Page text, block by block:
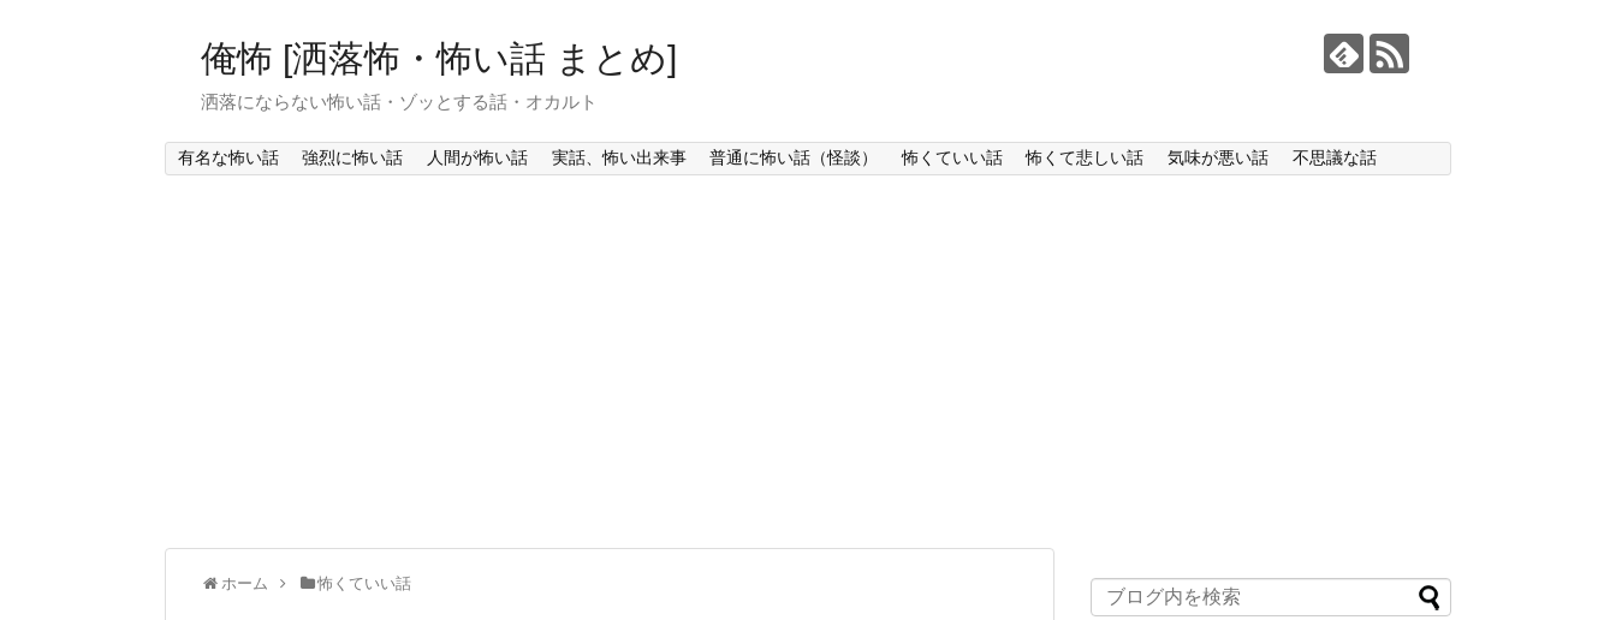
俺怖 [洒落怖・怖い話 まとめ]
洒落にならない怖い話・ゾッとする話・オカルト
有名な怖い話 強烈に怖い話 人間が怖い話 実話、怖い出来事 普通に怖い話（怪談） 怖くていい話 怖くて悲しい話 気味が悪い話 不思議な話
ホーム 怖くていい話